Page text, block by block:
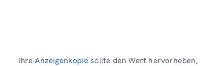
IhreAnzeigenkopie sollte den Wert hervorheben,